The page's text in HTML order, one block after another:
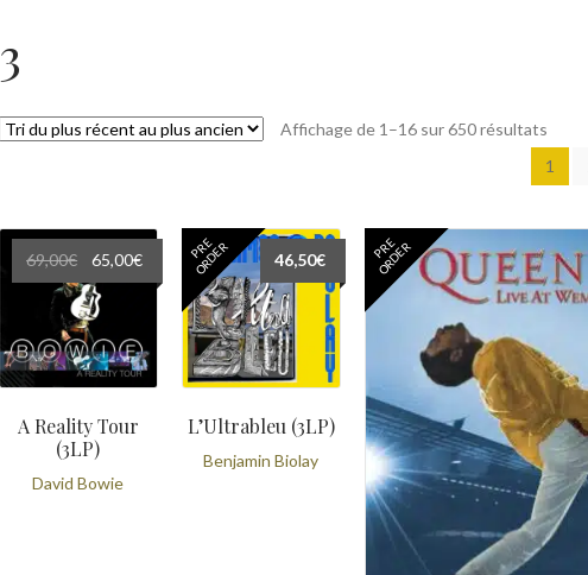
3
Affichage de 1–16 sur 650 résultatsTrié
du
au
plus
ancien
1
A Reality Tour
(3LP)
David Bowie
69,00€
Le
prix
initial
était :
69,00€.
65,00€Le
prix
actuel
65,00€.
L’Ultrableu (3LP)
Benjamin Biolay
46,50€
PRE
ORDER PRE
ORDER